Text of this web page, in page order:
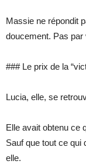
Massie ne répondit
doucement. Pas par
### Le prix de la
Lucia, elle, se
Elle avait obtenu ce
Sauf que tout ce qui
elle.